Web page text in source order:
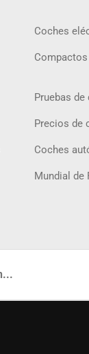
Coches
Compactos
Pruebas de
Precios de
Coches
Mundial de